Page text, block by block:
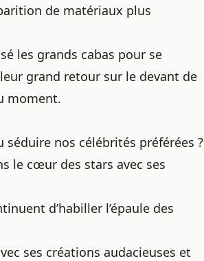
de matériaux plus
les grands cabas pour se
grand retour sur le devant de
moment.
séduire nos célébrités préférées ?
le cœur des stars avec ses
d’habiller l’épaule des
ses créations audacieuses et